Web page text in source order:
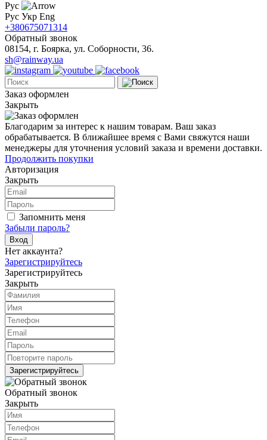
Рус
Рус Укр Eng
+380675071314
Обратный звонок
08154, г. Боярка, ул. Соборности, 36.
sh@rainway.ua
Заказ оформлен
Закрыть
Благодарим за интерес к нашим товарам. Ваш заказ
обрабатывается. В ближайшее время с Вами свяжутся наши
менеджеры для уточнения условий заказа и времени доставки.
Продолжить покупки
Авторизация
Закрыть
Запомнить меня
Забыли пароль?
Вход
Нет аккаунта?
Зарегистрируйтесь
Зарегистрируйтесь
Закрыть
Зарегистрируйтесь
Обратный звонок
Закрыть